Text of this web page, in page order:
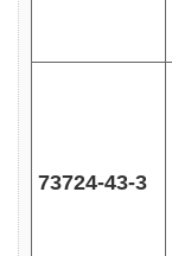
73724-43-3